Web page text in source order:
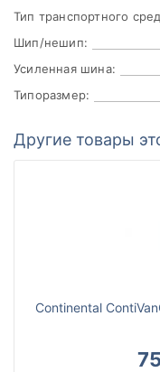
Тип транспортного
Шип/нешип:
Усиленная шина:
Типоразмер:
Другие товары
Continental